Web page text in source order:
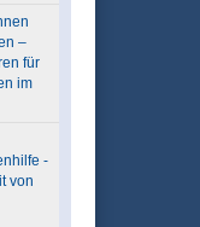
–
für
im
-
von